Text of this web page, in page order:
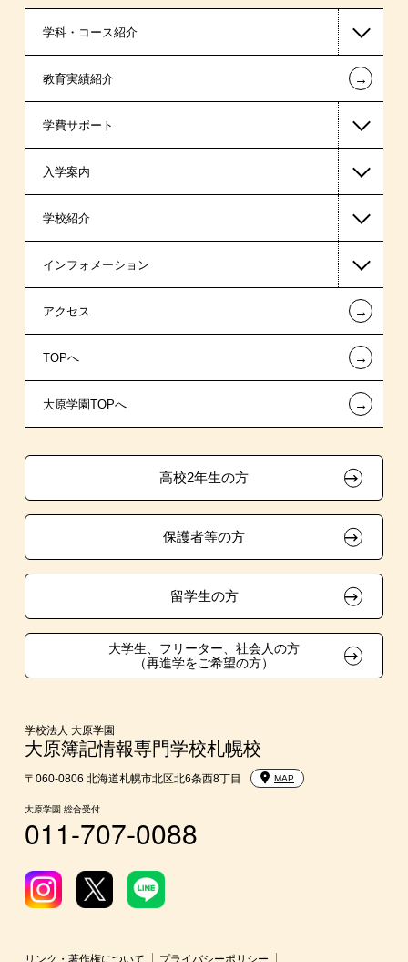
学科・コース紹介
公認会計士・税理士系
ビジネス系
東京経営大学 学士取得コース
教育実績紹介 ←
学費サポート
高等教育の修学支援新制度
日本学生支援機構の奨学金
日本政策金融公庫の教育ローン
金融機関教育ローン
信販系教育ローン
各種奨学金制度・貸付制度
チャレンジ特待生試験制度
試験による特待生制度
資格・クラブ活動による特待生制度
入学案内
一般入学
AO入学制度
指定校特待生入学
指定校推薦入学
指定校自己推薦入学
推薦入学
大学生・短期大学生特別入学
学費
入学前のお勧め学習システム
大学・短期大学・公務員等併願制度
学校紹介
在校生からあなたへ
夢を叶えた先輩たち
施設・研修所
学生寮・マンションのご案内
大原学園グループ案内
インフォメーション
お知らせ・新着情報
在校生へのお知らせ
各種証明書の発行ご希望の方
採用ご担当の方
アクセス ←
TOPへ ←
大原学園TOPへ ←
高校2年生の方
保護者等の方
留学生の方
大学生、フリーター、社会人の方
（再進学をご希望の方）
学校法人 大原学園
大原簿記情報専門学校札幌校
〒060-0806 北海道札幌市北区北6条西8丁目 MAP
大原学園 総合受付
011-707-0088
リンク・著作権について プライバシーポリシー